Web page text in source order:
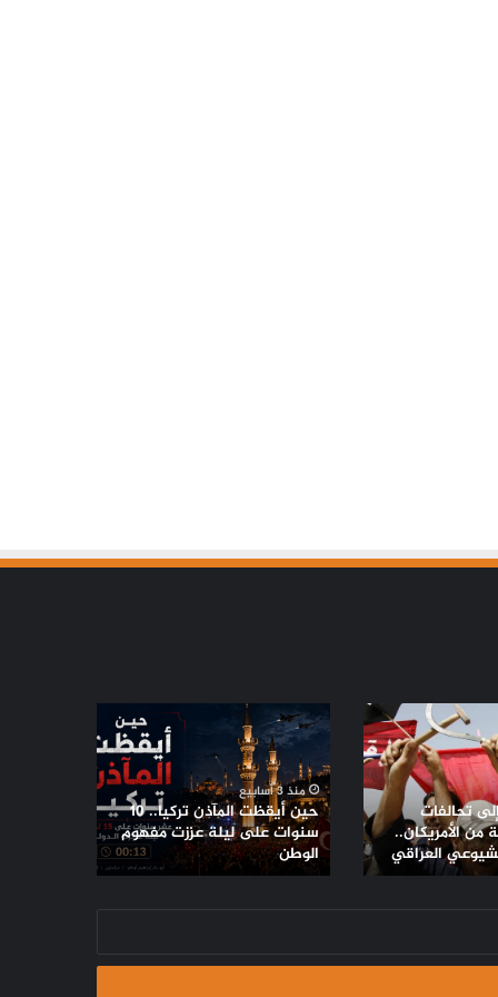
تحالفات
من الأمريكان..
العراقي
حين
أيقظت
المآذن
تركيا..
10
سنوات
على
ليلة
منذ 3 أسابيع
حين أيقظت المآذن تركيا.. 10
سنوات على ليلة عززت مفهوم
الوطن